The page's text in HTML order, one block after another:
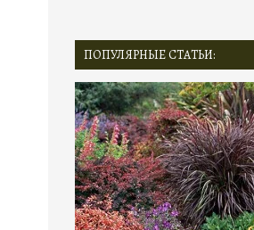
ПОПУЛЯРНЫЕ СТАТЬИ: